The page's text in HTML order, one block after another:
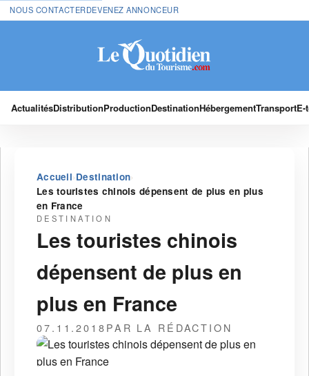
NOUS CONTACTERDEVENEZ ANNONCEUR
ActualitésDistributionProductionDestinationHébergementTransport
Accueil›Destination›
Les touristes chinois dépensent de plus en plus
en France
DESTINATION
Les touristes chinois
dépensent de plus en
plus en France
07.11.2018PAR LA RÉDACTION